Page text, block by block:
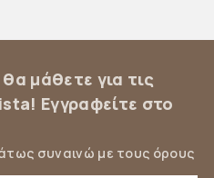
μάθετε για τις
Εγγραφείτε στο
συναινώ με τους όρους